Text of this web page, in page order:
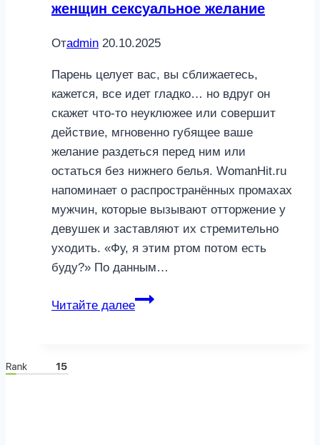
женщин сексуальное желание
Отadmin 20.10.2025
Парень целует вас, вы сближаетесь,
кажется, все идет гладко… но вдруг он
скажет что-то неуклюжее или совершит
действие, мгновенно губящее ваше
желание раздеться перед ним или
остаться без нижнего белья. WomanHit.ru
напоминает о распространённых промахах
мужчин, которые вызывают отторжение у
девушек и заставляют их стремительно
уходить. «Фу, я этим ртом потом есть
буду?» По данным…
Читайте далее
Тормоз,